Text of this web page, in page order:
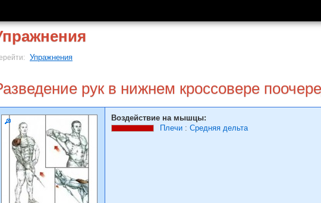
Упражнения
рук в нижнем кроссовере
Воздействие на мышцы:
Плечи : Средняя дельта